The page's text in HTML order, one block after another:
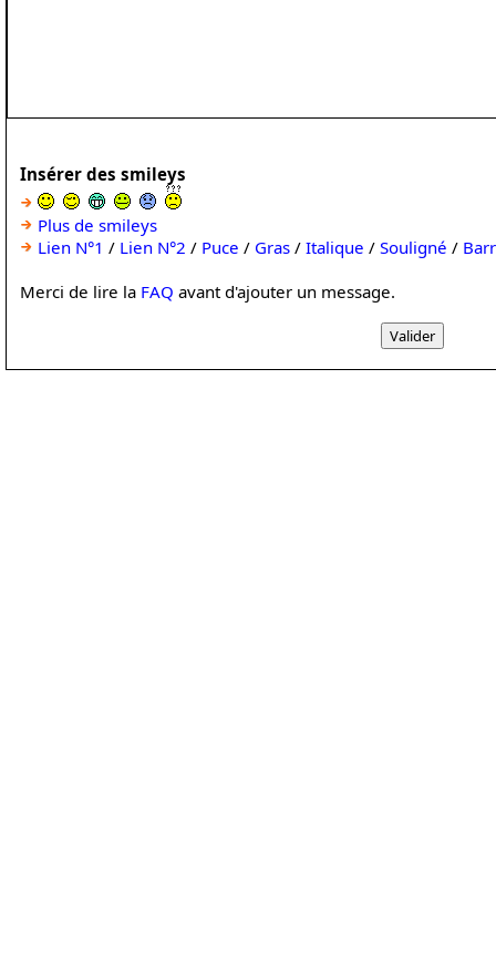
Insérer des smileys
Plus de smileys
Lien N°1 / Lien N°2 / Puce / Gras / Italique / Souligné /
Merci de lire la FAQ avant d'ajouter un message.